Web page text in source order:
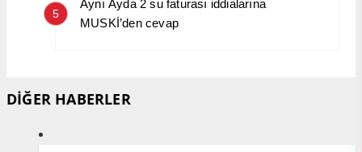
5
Aynı Ayda 2 su faturası iddialarına
MUSKİ’den cevap
DİĞER HABERLER